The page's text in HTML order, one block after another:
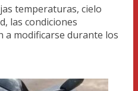
temperaturas, cielo
las condiciones
a modificarse durante los